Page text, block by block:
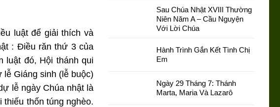
luật để giải thích và
: Điều răn thứ 3 của
đó, Hội thánh qui
Giáng sinh (lễ buộc)
lễ ngày Chúa nhật là
thốn túng nghèo.
Sau Chúa Nhật XVIII Thường
Niên Năm A – Cầu Nguyện
Với Lời Chúa
Hành Trình Gắn Kết Tình Chị
Em
Ngày 29 Tháng 7: Thánh
Marta, Maria Và Lazarô